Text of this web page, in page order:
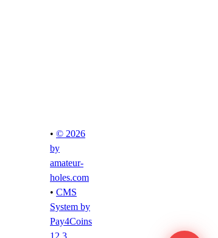
• © 2026
by
amateur-
holes.com
• CMS
System by
Pay4Coins
12.3